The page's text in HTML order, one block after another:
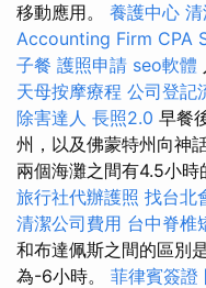
移動應用。 養護中心 清
Accounting Firm CPA
子餐 護照申請 seo軟體
天母按摩療程 公司登記
除害達人 長照2.0 早餐
州，以及佛蒙特州向神
兩個海灘之間有4.5小時
旅行社代辦護照 找台北
清潔公司費用 台中脊椎
和布達佩斯之間的區別
為-6小時。 菲律賓簽證